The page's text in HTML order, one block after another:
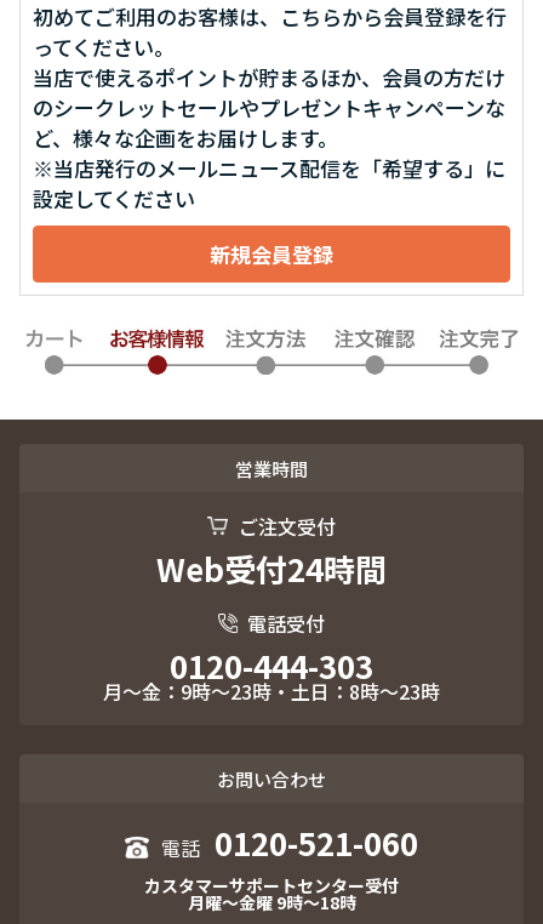
初めてご利用のお客様は、こちらから会員登録を行
ってください。
当店で使えるポイントが貯まるほか、会員の方だけ
のシークレットセールやプレゼントキャンペーンな
ど、様々な企画をお届けします。
※当店発行のメールニュース配信を「希望する」に
設定してください
営業時間
ご注文受付
Web受付24時間
電話受付
0120-444-303
月～金：9時～23時・土日：8時～23時
お問い合わせ
0120-521-060
カスタマーサポートセンター受付
月曜～金曜 9時～18時